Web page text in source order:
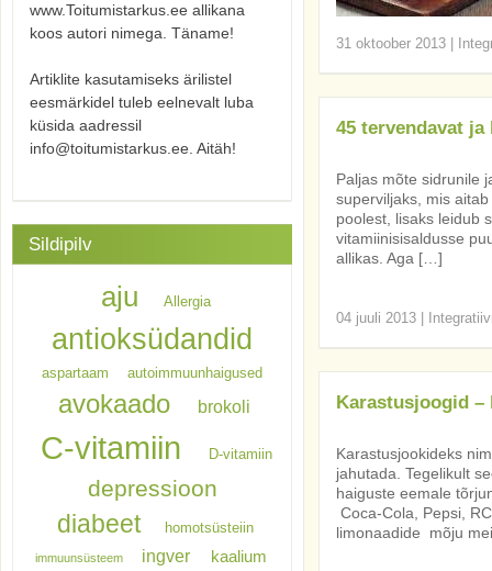
31 oktoober 2013
45 tervendavat
Paljas mõte sidrunile
superviljaks, mis
poolest, lisaks leidub
vitamiinisisaldusse
allikas. Aga […]
04 juuli 2013
Karastusjoogid –
Karastusjookideks
jahutada. Tegelikult
haiguste eemale
Coca-Cola, Pepsi,
limonaadide mõju
www.Toitumistarkus.ee allikana
koos autori nimega. Täname!
Artiklite kasutamiseks ärilistel
eesmärkidel tuleb eelnevalt luba
küsida aadressil
info@toitumistarkus.ee. Aitäh!
Sildipilv
aju Allergia
antioksüdandid
aspartaam autoimmuunhaigused
avokaado brokoli
C-vitamiin D-vitamiin
depressioon
diabeet homotsüsteiin
immuunsüsteem ingver kaalium